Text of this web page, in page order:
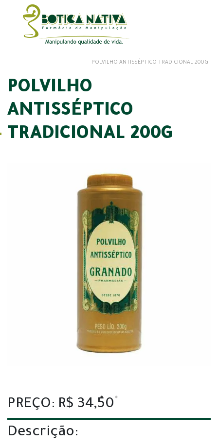
POLVILHO ANTISSÉPTICO TRADICIONAL 200G
POLVILHO
ANTISSÉPTICO
TRADICIONAL 200G
PREÇO: R$ 34,50
Descrição: